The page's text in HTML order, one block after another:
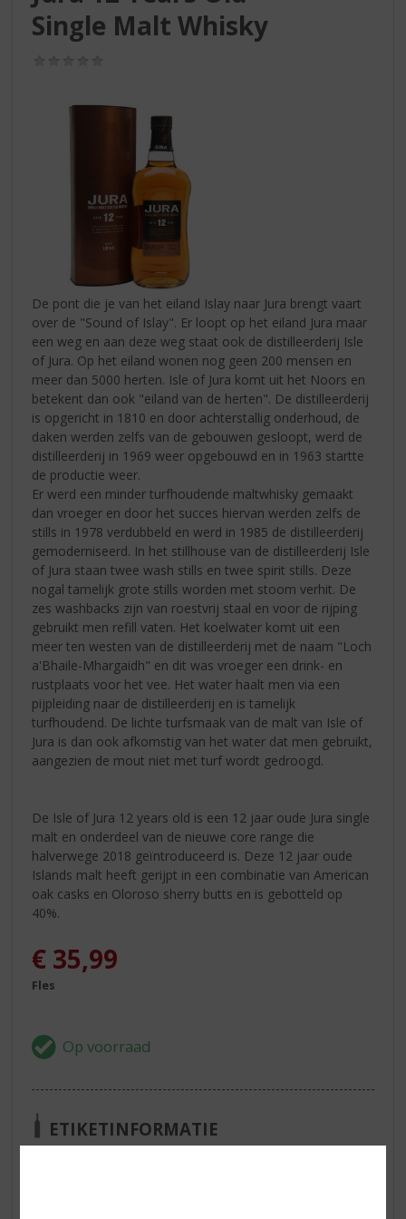
Single Malt Whisky
De pont die je van het eiland Islay naar Jura brengt vaart
over de "Sound of Islay". Er loopt op het eiland Jura maar
een weg en aan deze weg staat ook de distilleerderij Isle
of Jura. Op het eiland wonen nog geen 200 mensen en
meer dan 5000 herten. Isle of Jura komt uit het Noors en
betekent dan ook "eiland van de herten". De distilleerderij
is opgericht in 1810 en door achterstallig onderhoud, de
daken werden zelfs van de gebouwen gesloopt, werd de
distilleerderij in 1969 weer opgebouwd en in 1963 startte
de productie weer.
Er werd een minder turfhoudende maltwhisky gemaakt
dan vroeger en door het succes hiervan werden zelfs de
stills in 1978 verdubbeld en werd in 1985 de distilleerderij
gemoderniseerd. In het stillhouse van de distilleerderij Isle
of Jura staan twee wash stills en twee spirit stills. Deze
nogal tamelijk grote stills worden met stoom verhit. De
zes washbacks zijn van roestvrij staal en voor de rijping
gebruikt men refill vaten. Het koelwater komt uit een
meer ten westen van de distilleerderij met de naam "Loch
a'Bhaile-Mhargaidh" en dit was vroeger een drink- en
rustplaats voor het vee. Het water haalt men via een
pijpleiding naar de distilleerderij en is tamelijk
turfhoudend. De lichte turfsmaak van de malt van Isle of
Jura is dan ook afkomstig van het water dat men gebruikt,
aangezien de mout niet met turf wordt gedroogd.
De Isle of Jura 12 years old is een 12 jaar oude Jura single
malt en onderdeel van de nieuwe core range die
halverwege 2018 geïntroduceerd is. Deze 12 jaar oude
Islands malt heeft gerijpt in een combinatie van American
oak casks en Oloroso sherry butts en is gebotteld op
40%.
€ 35,99
Fles
ETIKETINFORMATIE